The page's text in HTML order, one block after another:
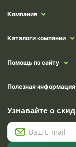
Компания
Каталоги компании
Помощь по сайту
Полезная информация
Узнавайте о